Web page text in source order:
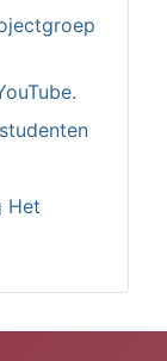
Het